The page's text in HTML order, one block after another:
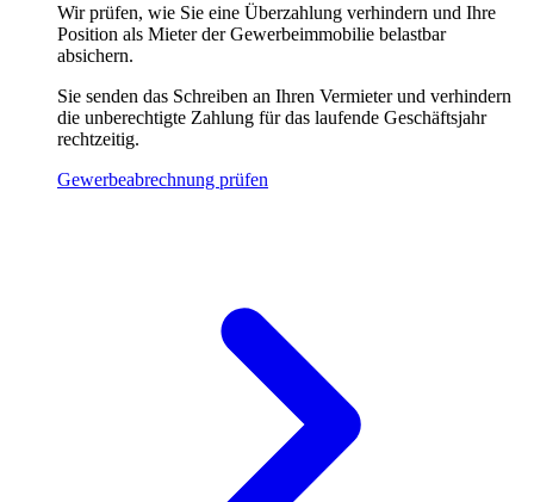
Wir prüfen, wie Sie eine Überzahlung verhindern und Ihre
Position als Mieter der Gewerbeimmobilie belastbar
absichern.
Sie senden das Schreiben an Ihren Vermieter und verhindern
die unberechtigte Zahlung für das laufende Geschäftsjahr
rechtzeitig.
Gewerbeabrechnung prüfen